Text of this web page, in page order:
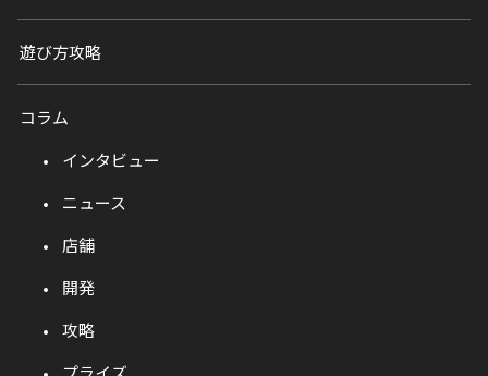
遊び方攻略
コラム
インタビュー
ニュース
店舗
開発
攻略